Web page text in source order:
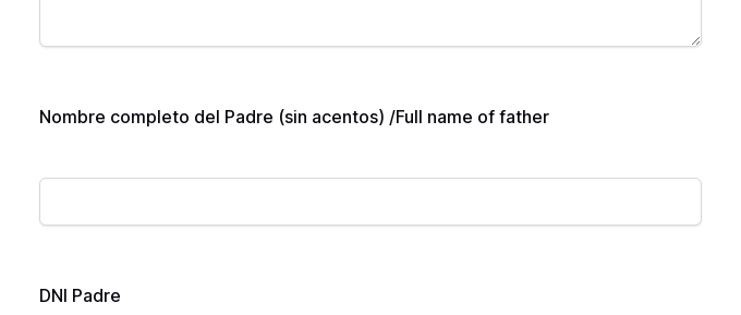
Nombre completo del Padre (sin acentos) /Full name of father
DNI Padre